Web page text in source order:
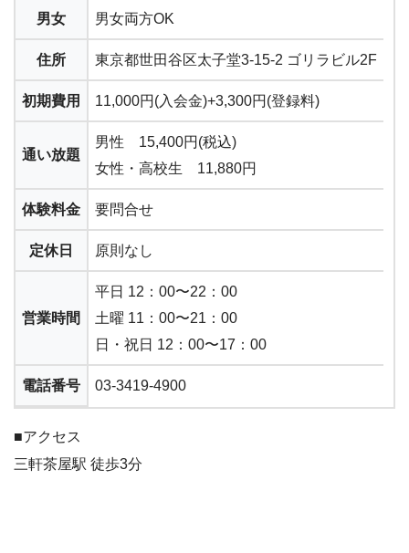
男女 男女両方OK
住所 東京都世田谷区太子堂3-15-2 ゴリラビル2F
初期費用 11,000円(入会金)+3,300円(登録料)
通い放題
男性 15,400円(税込)
女性・高校生 11,880円
体験料金 要問合せ
定休日 原則なし
営業時間
平日 12：00〜22：00
土曜 11：00〜21：00
日・祝日 12：00〜17：00
電話番号 03-3419-4900
■アクセス
三軒茶屋駅 徒歩3分